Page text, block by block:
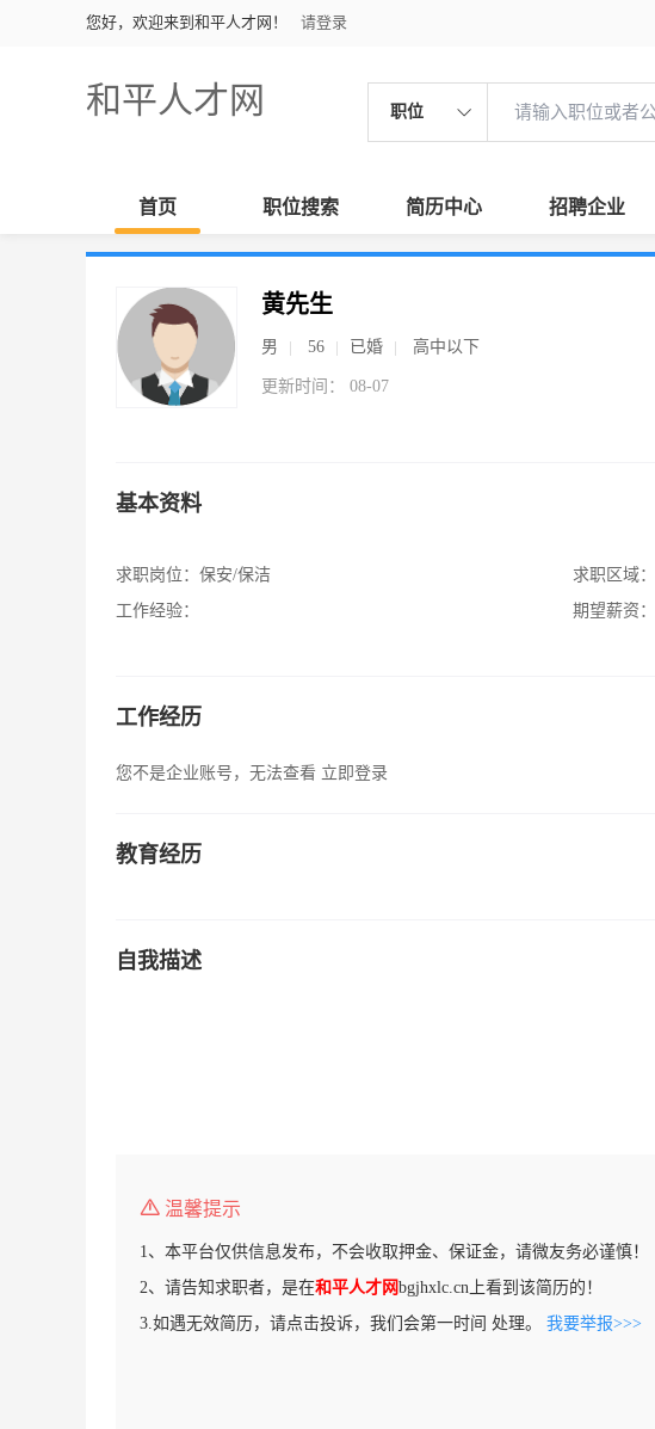
您好，欢迎来到和平人才网！ 请登录
和平人才网 职位
首页 职位搜索 简历中心 招聘企业
黄先生
男 56 已婚 高中以下
更新时间： 08-07
基本资料
求职岗位： 保安/保洁
工作经验：
求职区域：
期望薪资：
工作经历
您不是企业账号，无法查看 立即登录
教育经历
自我描述
温馨提示
1、本平台仅供信息发布，不会收取押金、保证金，请微友务必谨慎！
2、请告知求职者，是在和平人才网bgjhxlc.cn上看到该简历的！
3.如遇无效简历，请点击投诉，我们会第一时间 处理。 我要举报>>>